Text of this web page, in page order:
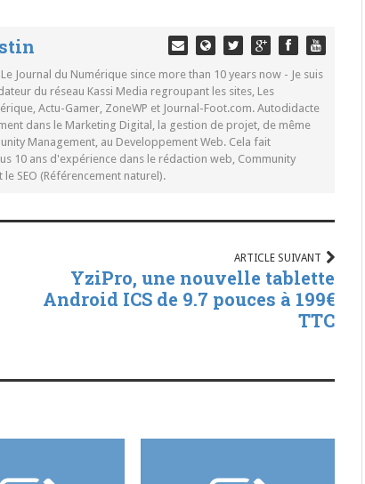
Journal du Numérique since more than 10 years now - Je suis
du réseau Kassi Media regroupant les sites, Les
Actu-Gamer, ZoneWP et Journal-Foot.com. Autodidacte
dans le Marketing Digital, la gestion de projet, de même
Management, au Developpement Web. Cela fait
10 ans d'expérience dans le rédaction web, Community
SEO (Référencement naturel).
ARTICLE SUIVANT
YziPro, une nouvelle tablette
Android ICS de 9.7 pouces à 199€
TTC